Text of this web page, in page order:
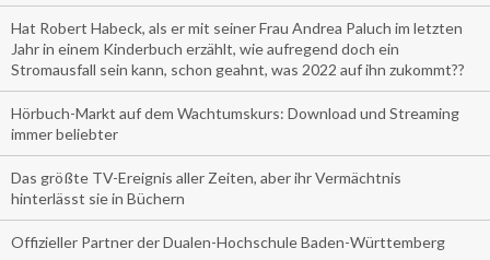
Hat Robert Habeck, als er mit seiner Frau Andrea Paluch im letzten
Jahr in einem Kinderbuch erzählt, wie aufregend doch ein
Stromausfall sein kann, schon geahnt, was 2022 auf ihn zukommt??
Hörbuch-Markt auf dem Wachtumskurs: Download und Streaming
immer beliebter
Das größte TV-Ereignis aller Zeiten, aber ihr Vermächtnis
hinterlässt sie in Büchern
Offizieller Partner der Dualen-Hochschule Baden-Württemberg